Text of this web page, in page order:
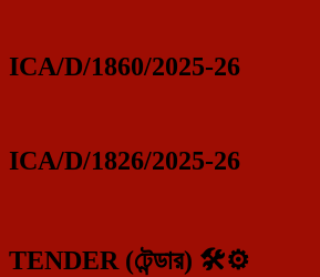
ICA/D/1860/2025-26
ICA/D/1826/2025-26
TENDER (টেন্ডার) 🛠️⚙️